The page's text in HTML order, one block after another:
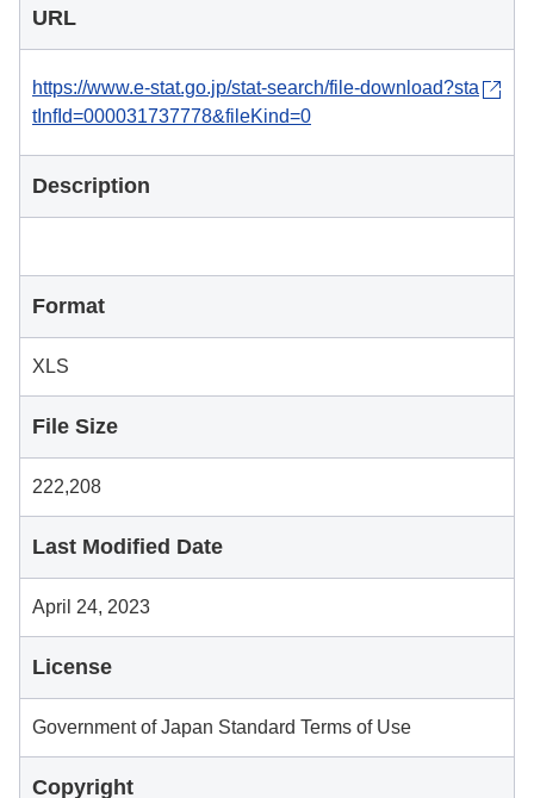
URL
https://www.e-stat.go.jp/stat-search/file-download?sta
tInfId=000031737778&fileKind=0
Description
Format
XLS
File Size
222,208
Last Modified Date
April 24, 2023
License
Government of Japan Standard Terms of Use
Copyright